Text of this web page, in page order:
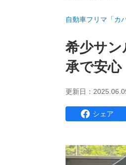
自動車フリマ「カ
希少サン
承で安心
更新日：
シェア